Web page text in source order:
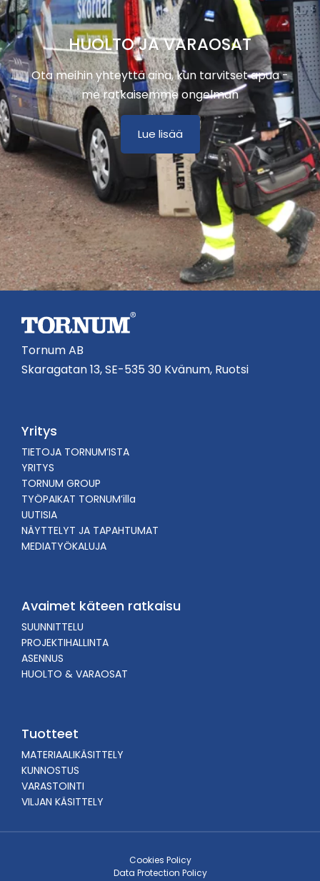
HUOLTO JA VARAOSAT
Ota meihin yhteyttä aina, kun tarvitset apua -
me ratkaisemme ongelman
Lue lisää
Tornum AB
Skaragatan 13, SE-535 30 Kvänum, Ruotsi
Yritys
TIETOJA TORNUM’ISTA
YRITYS
TORNUM GROUP
TYÖPAIKAT TORNUM’illa
UUTISIA
NÄYTTELYT JA TAPAHTUMAT
MEDIATYÖKALUJA
Avaimet käteen ratkaisu
SUUNNITTELU
PROJEKTIHALLINTA
ASENNUS
HUOLTO & VARAOSAT
Tuotteet
MATERIAALIKÄSITTELY
KUNNOSTUS
VARASTOINTI
VILJAN KÄSITTELY
Cookies Policy
Data Protection Policy